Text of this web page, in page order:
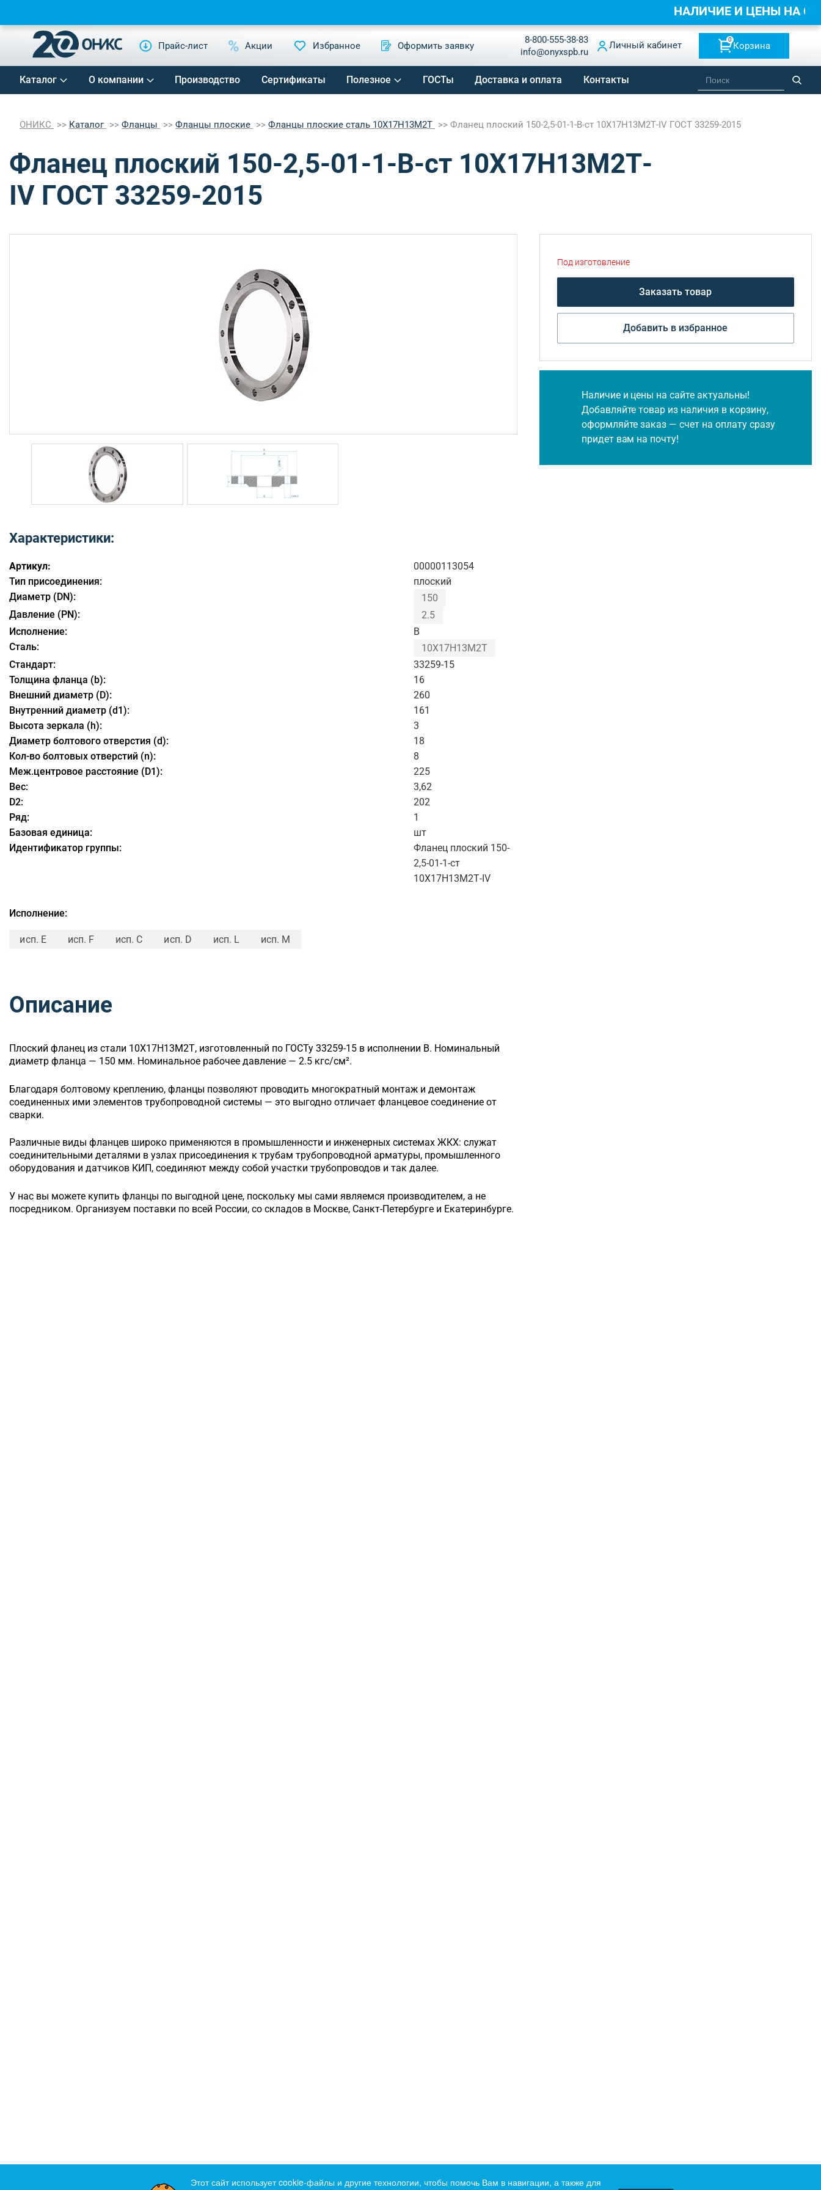
Прайс-лист Акции Избранное Оформить заявку
8-800-555-38-83
info@onyxspb.ru
Личный кабинет
0
Корзина
Каталог О компании Производство Сертификаты Полезное ГОСТы Доставка и оплата Контакты
ОНИКС Каталог Фланцы Фланцы плоские Фланцы плоские сталь 10Х17Н13М2Т Фланец плоский 150-2,5-01-1-B-ст 10Х17Н13М2Т-IV ГОСТ 33259-2015
Фланец плоский 150-2,5-01-1-B-ст 10Х17Н13М2Т-
IV ГОСТ 33259-2015
Характеристики:
Артикул:
00000113054
Тип присоединения:
плоский
Диаметр (DN):
150
Давление (PN):
2.5
Исполнение:
B
Сталь:
10Х17Н13М2Т
Стандарт:
33259-15
Толщина фланца (b):
16
Внешний диаметр (D):
260
Внутренний диаметр (d1):
161
Высота зеркала (h):
3
Диаметр болтового отверстия (d):
18
Кол-во болтовых отверстий (n):
8
Меж.центровое расстояние (D1):
225
Вес:
3,62
D2:
202
Ряд:
1
Базовая единица:
шт
Идентификатор группы:
Фланец плоский 150-
2,5-01-1-ст
10Х17Н13М2Т-IV
Исполнение:
исп. E исп. F исп. C исп. D исп. L исп. M
Описание
Плоский фланец из стали 10Х17Н13М2Т, изготовленный по ГОСТу 33259-15 в исполнении B. Номинальный
диаметр фланца — 150 мм. Номинальное рабочее давление — 2.5 кгс/см².
Благодаря болтовому креплению, фланцы позволяют проводить многократный монтаж и демонтаж
соединенных ими элементов трубопроводной системы — это выгодно отличает фланцевое соединение от
сварки.
Различные виды фланцев широко применяются в промышленности и инженерных системах ЖКХ: служат
соединительными деталями в узлах присоединения к трубам трубопроводной арматуры, промышленного
оборудования и датчиков КИП, соединяют между собой участки трубопроводов и так далее.
У нас вы можете купить фланцы по выгодной цене, поскольку мы сами являемся производителем, а не
посредником. Организуем поставки по всей России, со складов в Москве, Санкт-Петербурге и Екатеринбурге.
Под изготовление
Заказать товар
Добавить в избранное
Наличие и цены на сайте актуальны!
Добавляйте товар из наличия в корзину,
оформляйте заказ — счет на оплату сразу
придет вам на почту!
НАЛИЧИЕ И ЦЕНЫ НА
Этот сайт использует cookie-файлы и другие технологии, чтобы помочь Вам в навигации, а также для